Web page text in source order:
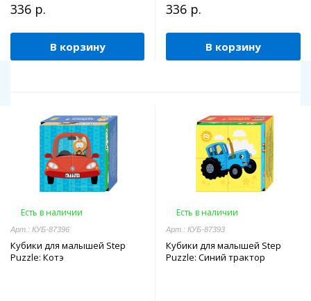
336 р.
В корзину
336 р.
В корзину
Есть в наличии
Арт.: КУБ-87396
Кубики для малышей Step
Puzzle: Котэ
Есть в наличии
Арт.: КУБ-87393
Кубики для малышей Step
Puzzle: Синий трактор